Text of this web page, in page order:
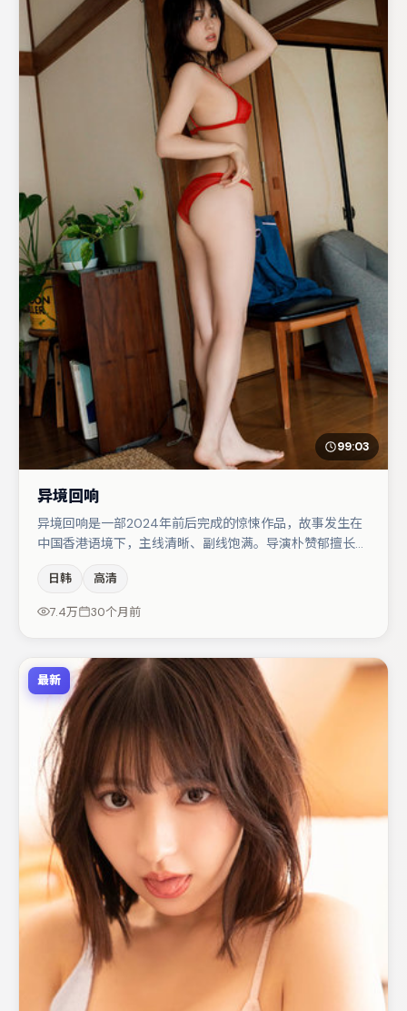
99:03
异境回响
异境回响是一部2024年前后完成的惊悚作品，故事发生在
中国香港语境下，主线清晰、副线饱满。导演朴赞郁擅长群
春与谭卓的对手戏构成全片情感锚点，汤唯则以细节塑造推
动谜题层层揭开。若你偏爱强类型与清晰主线，这部作品值
日韩 高清
7.4万 30个月前
最新